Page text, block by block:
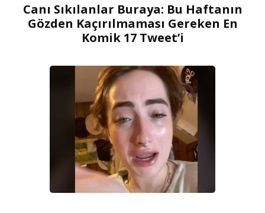
Canı Sıkılanlar Buraya: Bu Haftanın
Gözden Kaçırılmaması Gereken En
Komik 17 Tweet’i